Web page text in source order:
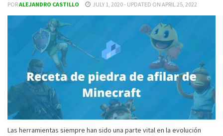
PORALEJANDRO CASTILLO JULY 1, 2020 - UPDATED ON APRIL 25, 2022
Las herramientas siempre han sido una parte vital en la evolución